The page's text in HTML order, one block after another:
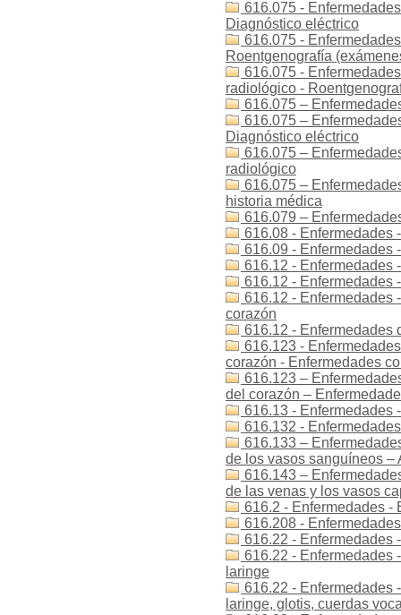
616.075 -
Diagnóstico eléctrico
616.075 -
Roentgenografía
616.075 -
radiológico -
616.075 –
616.075 –
Diagnóstico eléctrico
616.075 –
radiológico
616.075 –
historia médica
616.079 –
616.08 - Enfermedades
616.09 - Enfermedades
616.12 - Enfermedades
616.12 - Enfermedades
616.12 - Enfermedades
corazón
616.12 - Enfermedades
616.123 -
corazón - Enfermedades
616.123 –
del corazón –
616.13 - Enfermedades
616.132 -
616.133 –
de los vasos sanguíneos –
616.143 –
de las venas y los vasos
616.2 - Enfermedades -
616.208 -
616.22 - Enfermedades
616.22 - Enfermedades
laringe
616.22 - Enfermedades
laringe, glotis, cuerdas